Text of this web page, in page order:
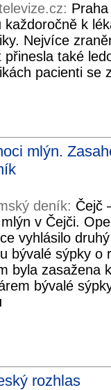
každoročně k
Nejvíce
přinesla také
pacienti se
mlýn.
deník: Čejč
v Čejči.
vyhlásilo
bývalé sýpky
byla zasažena
bývalé
rozhlas